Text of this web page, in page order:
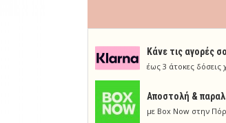
Κάνε τις αγορές
έως 3 άτοκες δόσεις
Aποστολή &
με Box Now στην